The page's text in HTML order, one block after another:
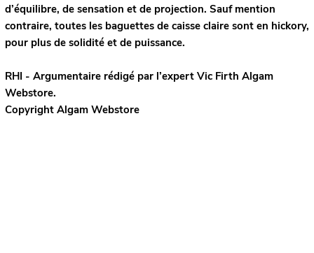
d’équilibre, de sensation et de projection. Sauf mention
contraire, toutes les baguettes de caisse claire sont en hickory,
pour plus de solidité et de puissance.
RHI - Argumentaire rédigé par l’expert Vic Firth Algam
Webstore.
Copyright Algam Webstore